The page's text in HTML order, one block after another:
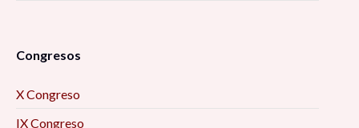
Congresos
X Congreso
IX Congreso